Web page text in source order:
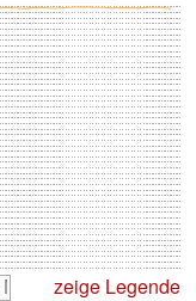
zeige Legende